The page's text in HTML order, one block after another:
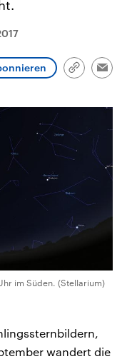
Link
im Süden. (Stellarium)
wandert die